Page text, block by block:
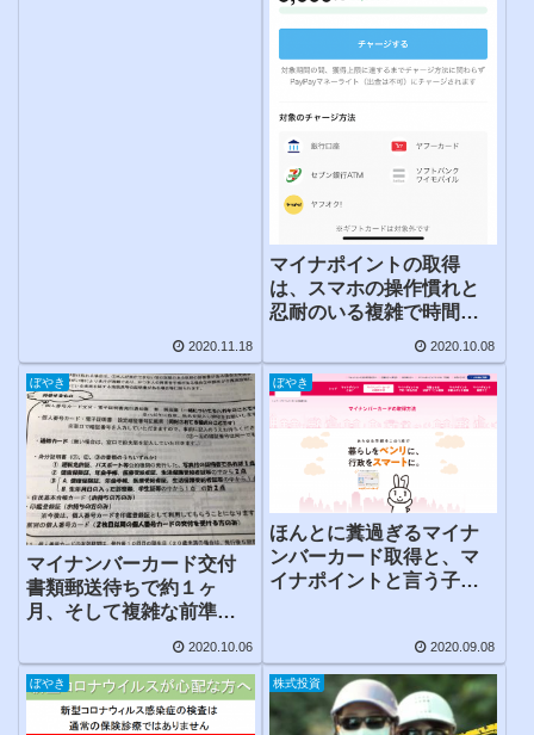
2020.11.18
マイナポイントの取得
は、スマホの操作慣れと
忍耐のいる複雑で時間の
かかる手続きだった！？
2020.10.08
ぼやき
マイナンバーカード交付
書類郵送待ちで約１ヶ
月、そして複雑な前準備
2020.10.06
ぼやき
ほんとに糞過ぎるマイナ
ンバーカード取得と、マ
イナポイントと言う子供
2020.09.08
ぼやき 株式投資